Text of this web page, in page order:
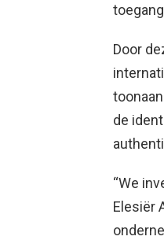
Door
de
“We
Elesiër